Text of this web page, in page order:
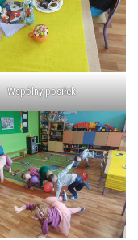
Wspólny posiłek